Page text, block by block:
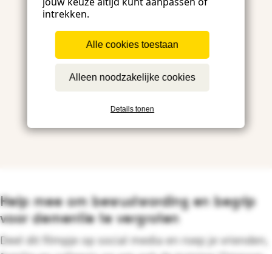
intrekken.
Alle cookies toestaan
Alleen noodzakelijke cookies
Details tonen
Help mee om bewustwording en begrip
voor dementie te vergroten
Deel dit filmpje op social media en roep je vrienden,